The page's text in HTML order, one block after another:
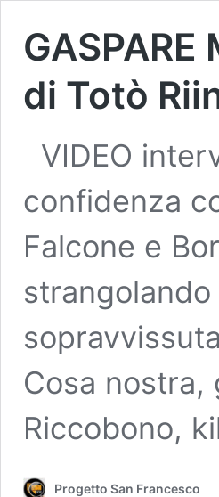
di Totò
VIDEO
confidenza
Falcone e
Cosa nostra,
Riccobono,
Progetto San Francesco